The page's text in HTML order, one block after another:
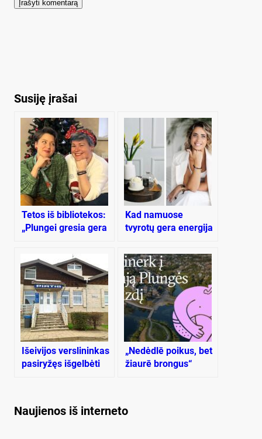
Susiję įrašai
Tetos iš bibliotekos:
„Plungei gresia gera
Kad namuose
tvyrotų gera energija
Išeivijos verslininkas
pasiryžęs išgelbėti
„Nedėdlē poikus, bet
žiaurē brongus“
Naujienos iš interneto